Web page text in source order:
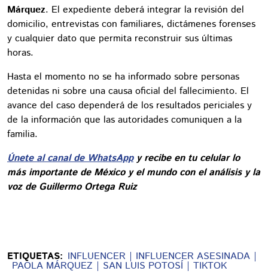
Márquez. El expediente deberá integrar la revisión del
domicilio, entrevistas con familiares, dictámenes forenses
y cualquier dato que permita reconstruir sus últimas
horas.
Hasta el momento no se ha informado sobre personas
detenidas ni sobre una causa oficial del fallecimiento. El
avance del caso dependerá de los resultados periciales y
de la información que las autoridades comuniquen a la
familia.
Únete al canal de WhatsAppy recibe en tu celular lo
más importante de México y el mundo con el análisis y la
voz de Guillermo Ortega Ruiz
ETIQUETAS: INFLUENCER INFLUENCER ASESINADA
PAOLA MÁRQUEZ SAN LUIS POTOSÍ TIKTOK